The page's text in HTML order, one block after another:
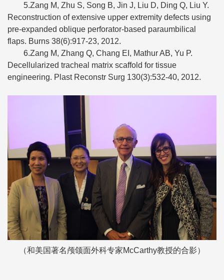
5.Zang M, Zhu S, Song B, Jin J, Liu D, Ding Q, Liu Y.
Reconstruction of extensive upper extremity defects using
pre-expanded oblique perforator-based paraumbilical
flaps. Burns 38(6):917-23, 2012.
6.Zang M, Zhang Q, Chang EI, Mathur AB, Yu P.
Decellularized tracheal matrix scaffold for tissue
engineering. Plast Reconstr Surg 130(3):532-40, 2012.
（和美国著名颅颌面外科专家McCarthy教授的合影）